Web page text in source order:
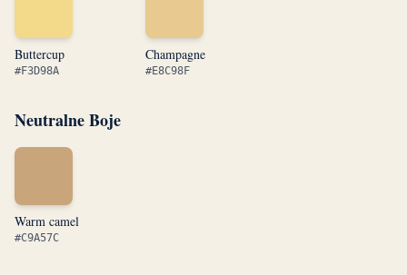
Buttercup
#F3D98A
Champagne
#E8C98F
Neutralne Boje
Warm camel
#C9A57C